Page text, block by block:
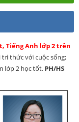
Tiếng Anh lớp 2 trên
tri thức với cuộc sống;
lớp 2 học tốt. PH/HS